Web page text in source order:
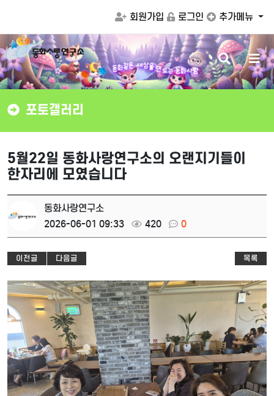
회원가입 로그인 추가메뉴
동화같은 세상을 만드는 동화 사랑 검
색
버
튼
메
뉴
버
튼
포토갤러리
5월22일 동화사랑연구소의 오랜지기들이
한자리에 모였습니다
동화사랑연구소
2026-06-01 09:33
420 0
이전글 다음글 목록